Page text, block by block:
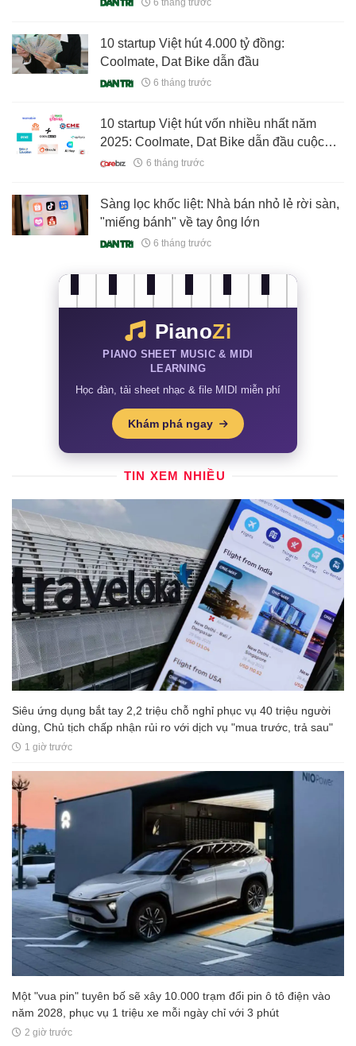
10 startup Việt hút 4.000 tỷ đồng:
Coolmate, Dat Bike dẫn đầu
6 tháng trước
10 startup Việt hút vốn nhiều nhất năm
2025: Coolmate, Dat Bike dẫn đầu cuộc
đua, theo sau là những cái tên quên thuộc
6 tháng trước
Sàng lọc khốc liệt: Nhà bán nhỏ lẻ rời sàn,
"miếng bánh" về tay ông lớn
6 tháng trước
PianoZi
PIANO SHEET MUSIC & MIDI
LEARNING
Học đàn, tải sheet nhạc & file MIDI miễn phí
Khám phá ngay
TIN XEM NHIỀU
Siêu ứng dụng bắt tay 2,2 triệu chỗ nghỉ phục vụ 40 triệu người
dùng, Chủ tịch chấp nhận rủi ro với dịch vụ "mua trước, trả sau"
1 giờ trước
Một "vua pin" tuyên bố sẽ xây 10.000 trạm đổi pin ô tô điện vào
năm 2028, phục vụ 1 triệu xe mỗi ngày chỉ với 3 phút
2 giờ trước